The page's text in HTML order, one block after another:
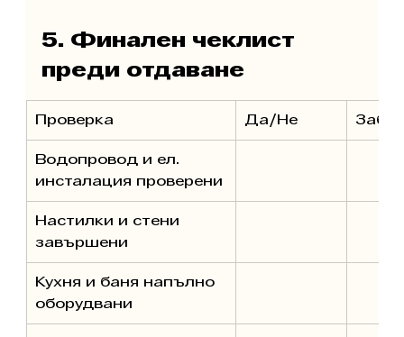
5. Финален чеклист
преди отдаване
Проверка Да/Не
Водопровод и ел.
инсталация проверени
Настилки и стени
завършени
Кухня и баня напълно
оборудвани